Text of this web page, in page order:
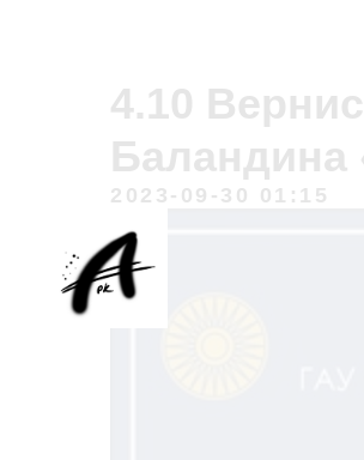
4.10
Баландина
2023-09-30 01:15